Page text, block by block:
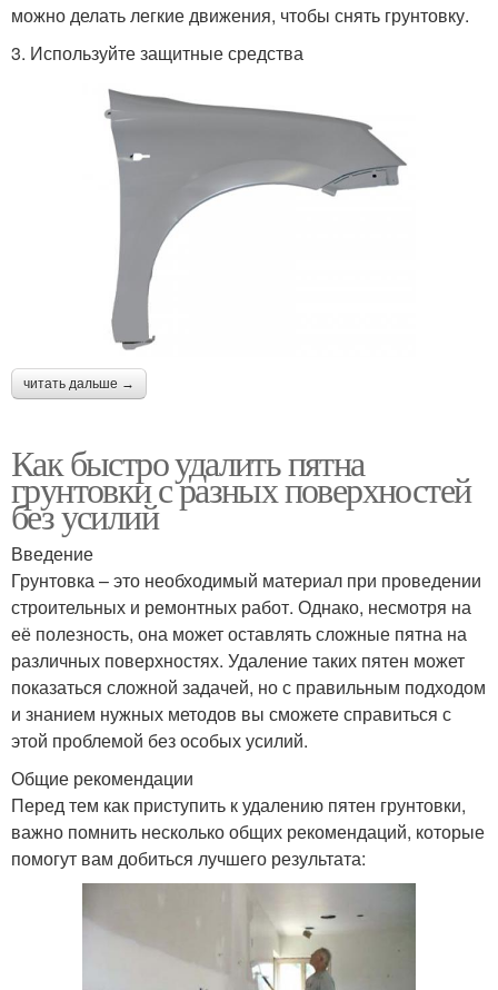
можно делать легкие движения, чтобы снять грунтовку.
3. Используйте защитные средства
читать дальше →
Как быстро удалить пятна
грунтовки с разных поверхностей
без усилий
Введение
Грунтовка – это необходимый материал при проведении
строительных и ремонтных работ. Однако, несмотря на
её полезность, она может оставлять сложные пятна на
различных поверхностях. Удаление таких пятен может
показаться сложной задачей, но с правильным подходом
и знанием нужных методов вы сможете справиться с
этой проблемой без особых усилий.
Общие рекомендации
Перед тем как приступить к удалению пятен грунтовки,
важно помнить несколько общих рекомендаций, которые
помогут вам добиться лучшего результата: